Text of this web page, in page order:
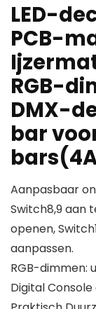
LED-
PCB-
RGB-
DMX-
bar
Aanpasbaar
Switch8,9 aan
openen,
aanpassen.
RGB-dimmen:
Digital